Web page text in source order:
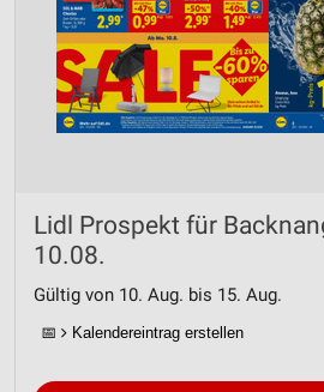
Lidl Prospekt für
10.08.
Gültig von 10. Aug. bis 15. Aug.
📅 Kalendereintrag erstellen